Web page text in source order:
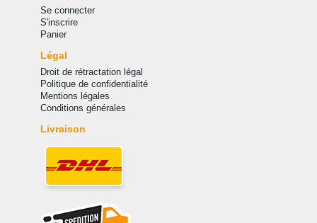
Se connecter
S'inscrire
Panier
Légal
Droit de rétractation légal
Politique de confidentialité
Mentions légales
Conditions générales
Livraison